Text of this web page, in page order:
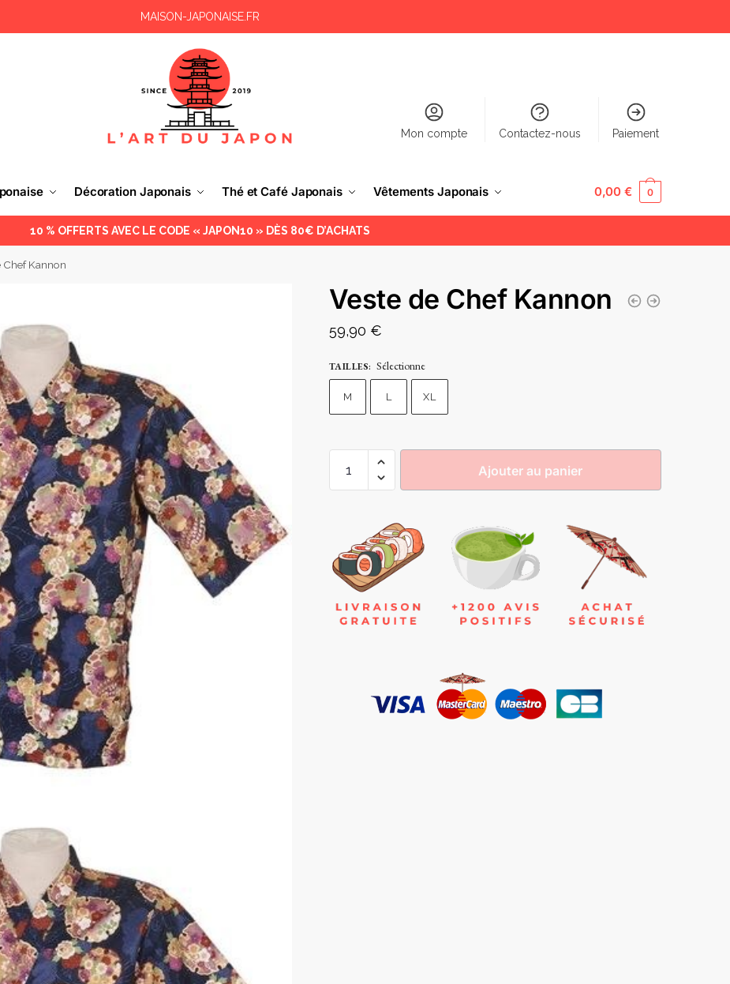
MAISON-JAPONAISE.FR
Mon compte Contactez-nous Paiement
Décoration Japonais Thé et Café Japonais Vêtements Japonais 0,00€ 0
10 % OFFERTS AVEC LE CODE « JAPON10 » DÈS 80€ D’ACHATS
Chef Kannon
Veste de Chef Kannon
59,90 €
TAILLES: Sélectionne
M L XL
Ajouter au panier